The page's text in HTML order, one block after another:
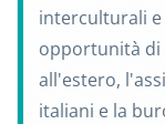
interculturali
opportunità di
all'estero,
italiani e la